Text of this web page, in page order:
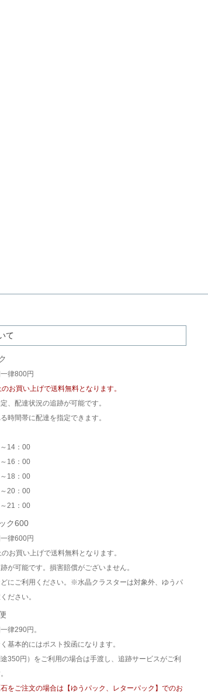
て
律800円
お買い上げで送料無料となります。
、配達状況の追跡が可能です。
時間帯に配達を指定できます。
14：00
16：00
18：00
20：00
21：00
ク600
律600円
お買い上げで送料無料となります。
が可能です。損害賠償がございません。
にご利用ください。※水晶クラスターは対象外、ゆうパ
ださい。
律290円。
基本的にはポスト投函になります。
350円）をご利用の場合は手渡し、追跡サービスがご利
石をご注文の場合は【ゆうパック、レターパック】でのお